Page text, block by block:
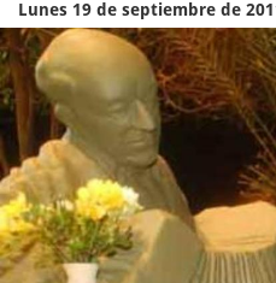
Lunes 19 de septiembre de